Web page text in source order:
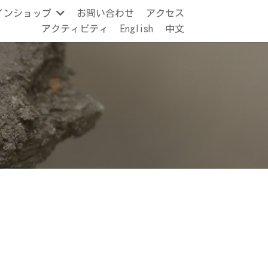
ンショップ お問い合わせ
アクセス
アクティビティ
English 中文